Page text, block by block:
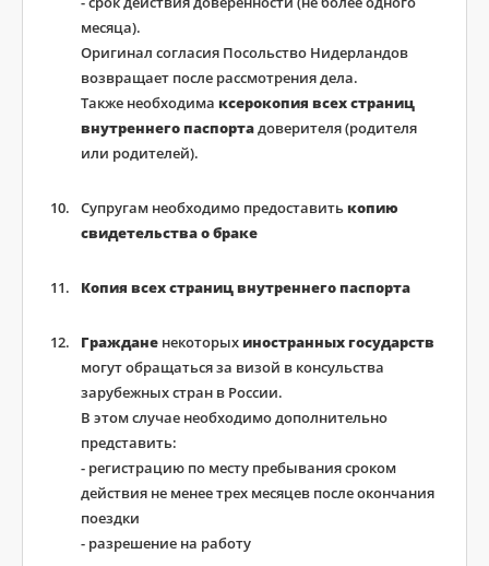
месяца).
Оригинал согласия Посольство Нидерландов
возвращает после рассмотрения дела.
Также необходима ксерокопия всех страниц
внутреннего паспортадоверителя (родителя
или родителей).
Супругам необходимо предоставитькопию
свидетельства о браке
Копия всех страниц внутреннего паспорта
Граждане некоторыхиностранных государств
могут обращаться за визой в консульства
зарубежных стран в России.
В этом случае необходимо дополнительно
представить:
- регистрацию по месту пребывания сроком
действия не менее трех месяцев после окончания
поездки
- разрешение на работу